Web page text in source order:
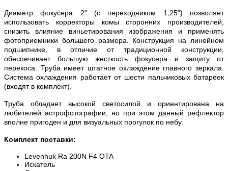
Диаметр фокусера 2" (с переходником 1,25") позволяет
использовать корректоры комы сторонних производителей,
снизить влияние виньетирования изображения и применять
фотоприемники большего размера. Конструкция на линейном
подшипнике, в отличие от традиционной конструкции,
обеспечивает большую жесткость фокусера и защиту от
перекоса. Труба имеет штатное охлаждение главного зеркала.
Система охлаждения работает от шести пальчиковых батареек
(входят в комплект).
Труба обладает высокой светосилой и ориентирована на
любителей астрофотографии, но при этом данный рефлектор
вполне пригоден и для визуальных прогулок по небу.
Комплект поставки:
Levenhuk Ra 200N F4 OTA
Искатель